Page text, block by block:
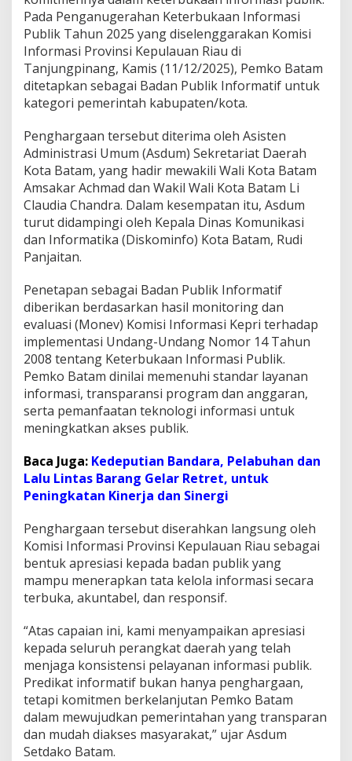
n
o
r
m
a
s
i
P
e
m
o
B
a
t
a
h
P
e
n
g
h
a
r
g
a
n
B
a
a
n
P
u
b
l
k
I
n
f
o
r
m
a
Pada Penganugerahan Keterbukaan Informasi
Publik Tahun 2025 yang diselenggarakan Komisi
Informasi Provinsi Kepulauan Riau di
Tanjungpinang, Kamis (11/12/2025), Pemko Batam
ditetapkan sebagai Badan Publik Informatif untuk
kategori pemerintah kabupaten/kota.
Penghargaan tersebut diterima oleh Asisten
Administrasi Umum (Asdum) Sekretariat Daerah
Kota Batam, yang hadir mewakili Wali Kota Batam
Amsakar Achmad dan Wakil Wali Kota Batam Li
Claudia Chandra. Dalam kesempatan itu, Asdum
turut didampingi oleh Kepala Dinas Komunikasi
dan Informatika (Diskominfo) Kota Batam, Rudi
Panjaitan.
Penetapan sebagai Badan Publik Informatif
diberikan berdasarkan hasil monitoring dan
evaluasi (Monev) Komisi Informasi Kepri terhadap
implementasi Undang-Undang Nomor 14 Tahun
2008 tentang Keterbukaan Informasi Publik.
Pemko Batam dinilai memenuhi standar layanan
informasi, transparansi program dan anggaran,
serta pemanfaatan teknologi informasi untuk
meningkatkan akses publik.
Baca Juga: Kedeputian Bandara, Pelabuhan dan
Lalu Lintas Barang Gelar Retret, untuk
Peningkatan Kinerja dan Sinergi
Penghargaan tersebut diserahkan langsung oleh
Komisi Informasi Provinsi Kepulauan Riau sebagai
bentuk apresiasi kepada badan publik yang
mampu menerapkan tata kelola informasi secara
terbuka, akuntabel, dan responsif.
“Atas capaian ini, kami menyampaikan apresiasi
kepada seluruh perangkat daerah yang telah
menjaga konsistensi pelayanan informasi publik.
Predikat informatif bukan hanya penghargaan,
tetapi komitmen berkelanjutan Pemko Batam
dalam mewujudkan pemerintahan yang transparan
dan mudah diakses masyarakat,” ujar Asdum
Setdako Batam.